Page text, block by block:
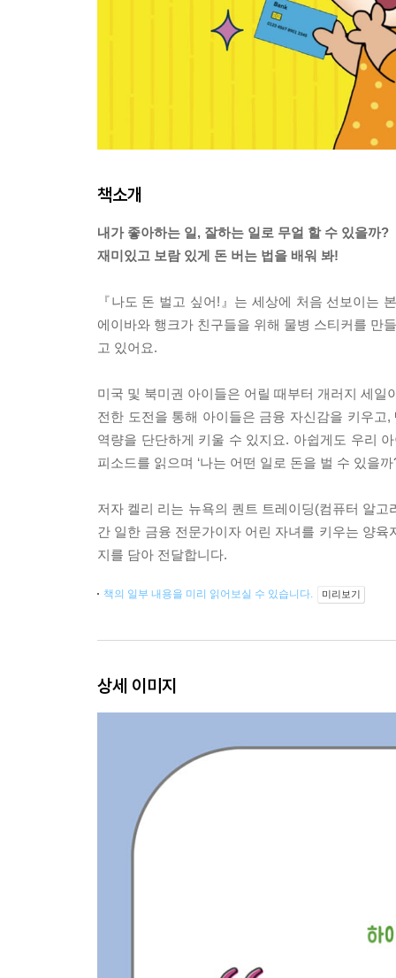
책소개
내가 좋아하는 일, 잘하는 일로 무얼 할 수 있을까?
재미있고 보람 있게 돈 버는 법을 배워 봐!
『나도 돈 벌고 싶어!』는 세상에 처음 선보이는
에이바와 행크가 친구들을 위해 물병 스티커를 만
고 있어요.
미국 및 북미권 아이들은 어릴 때부터 개러지 세
전한 도전을 통해 아이들은 금융 자신감을 키우
역량을 단단하게 키울 수 있지요. 아쉽게도 우리
피소드를 읽으며 ‘나는 어떤 일로 돈을 벌 수 있을
저자 켈리 리는 뉴욕의 퀀트 트레이딩(컴퓨터 알
간 일한 금융 전문가이자 어린 자녀를 키우는 양
지를 담아 전달합니다.
책의 일부 내용을 미리 읽어보실 수 있습니다. 미리보기
상세 이미지